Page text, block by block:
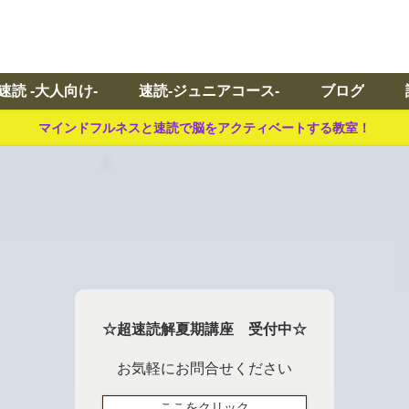
読 -大人向け- 速読-ジュニアコース- ブログ
マインドフルネスと速読で脳をアクティベートする教室！
☆超速読解夏期講座 受付中☆
お気軽にお問合せください